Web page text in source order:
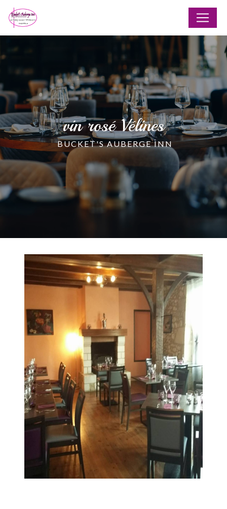
vin rosé Vélines
BUCKET'S AUBERGE INN
Panneau de gestion des cookies